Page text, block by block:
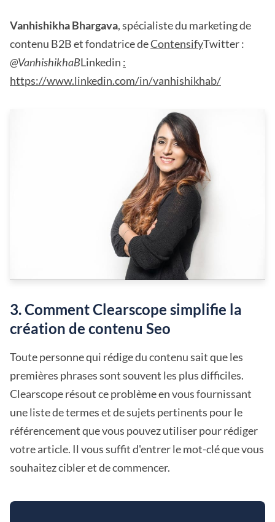
Vanhishikha Bhargava, spécialiste du marketing de
contenu B2B et fondatrice deContensifyTwitter :
@VanhishikhaBLinkedin :
https://www.linkedin.com/in/vanhishikhab/
3. Comment Clearscope simplifie la
création de contenu Seo
Toute personne qui rédige du contenu sait que les
premières phrases sont souvent les plus difficiles.
Clearscope résout ce problème en vous fournissant
une liste de termes et de sujets pertinents pour le
référencement que vous pouvez utiliser pour rédiger
votre article. Il vous suffit d'entrer le mot-clé que vous
souhaitez cibler et de commencer.